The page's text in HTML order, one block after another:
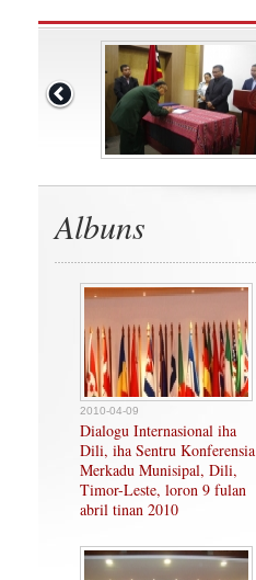
Albuns
2010-04-09
Dialogu Internasional iha
Dili, iha Sentru Konferensia
Merkadu Munisipal, Dili,
Timor-Leste, loron 9 fulan
abril tinan 2010